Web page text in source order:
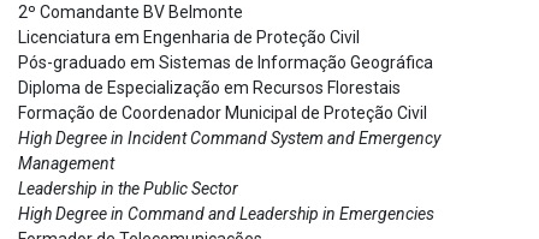
2º Comandante BV Belmonte
Licenciatura em Engenharia de Proteção Civil
Pós-graduado em Sistemas de Informação Geográfica
Diploma de Especialização em Recursos Florestais
Formação de Coordenador Municipal de Proteção Civil
High Degree in Incident Command System and Emergency
Management
Leadership in the Public Sector
High Degree in Command and Leadership in Emergencies